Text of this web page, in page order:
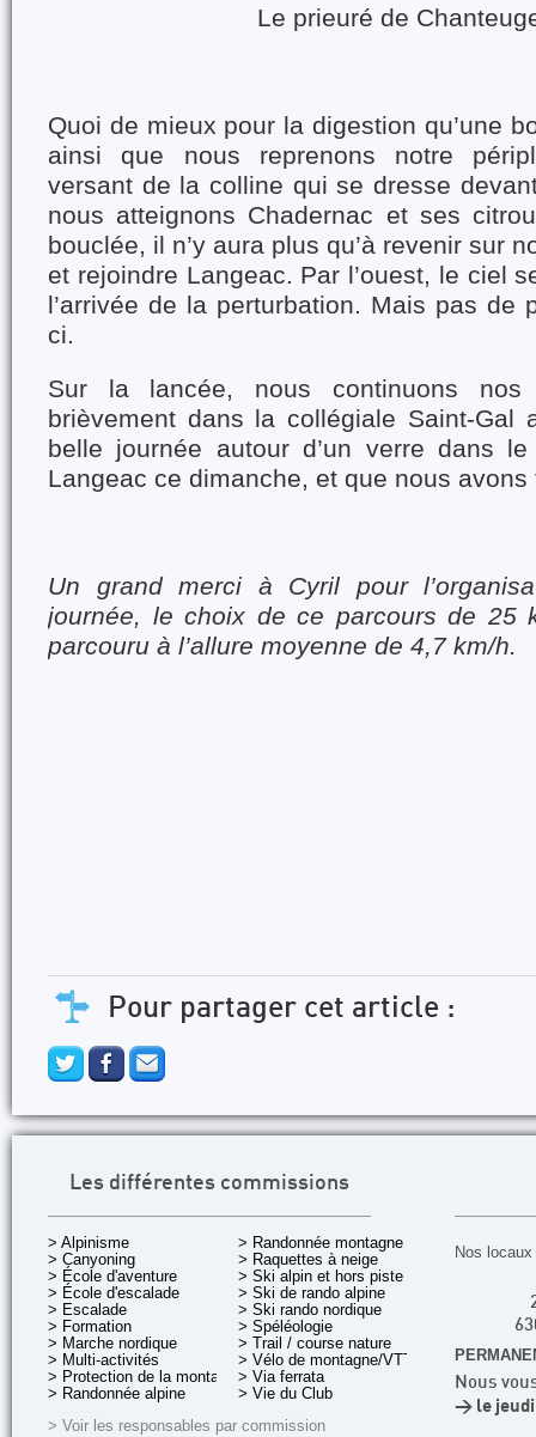
Le prieuré de
Quoi de mieux pour la digestion qu’une
ainsi que nous reprenons notre
versant de la colline qui se dresse
nous atteignons Chadernac et ses
bouclée, il n’y aura plus qu’à revenir sur
et rejoindre Langeac. Par l’ouest, le ciel
l’arrivée de la perturbation. Mais pas de
ci.
Sur la lancée, nous continuons
brièvement dans la collégiale Saint-Gal
belle journée autour d’un verre dans
Langeac ce dimanche, et que nous
Un grand merci à Cyril pour
journée, le choix de ce parcours de 25
parcouru à l’allure moyenne de 4,7 km/h.
Pour partager cet article :
Les différentes commissions
> Alpinisme
> Canyoning
> École d'aventure
> École d'escalade
> Escalade
> Formation
> Marche nordique
> Multi-activités
> Protection de la montagne
> Randonnée alpine
> Randonnée montagne
> Raquettes à neige
> Ski alpin et hors piste
> Ski de rando alpine
> Ski rando nordique
> Spéléologie
> Trail / course nature
> Vélo de montagne/VTT
> Via ferrata
> Vie du Club
> Voir les responsables par commission
Nos
Nous
> le jeudi